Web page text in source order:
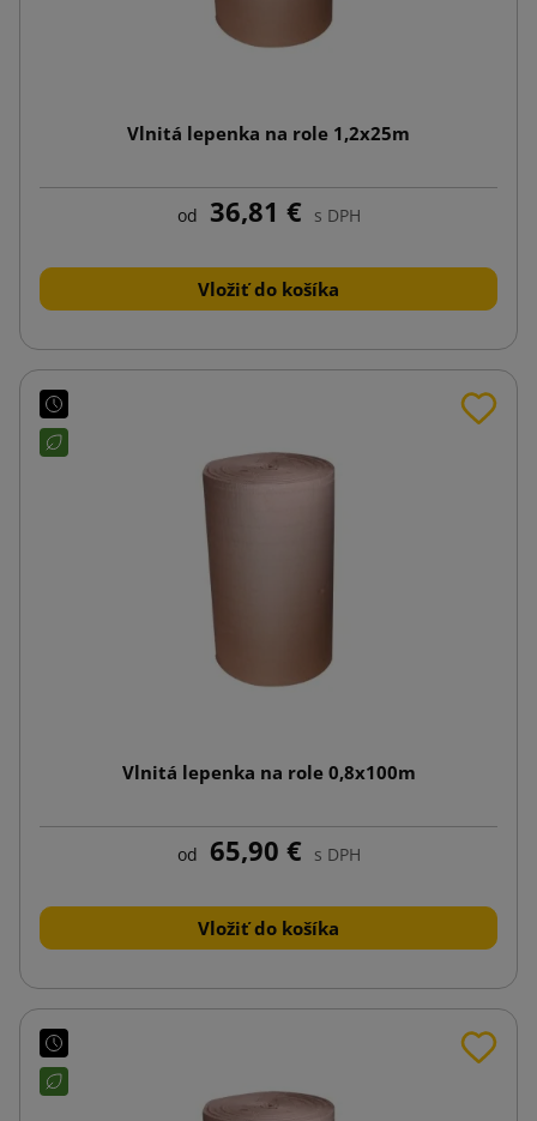
Vlnitá lepenka na role 1,2x25m
od 36,81 € s DPH
Vložiť do košíka
Vlnitá lepenka na role 0,8x100m
od 65,90 € s DPH
Vložiť do košíka